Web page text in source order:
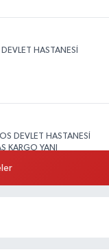
HASTANESİ
DEVLET HASTANESİ
KARGO YANI